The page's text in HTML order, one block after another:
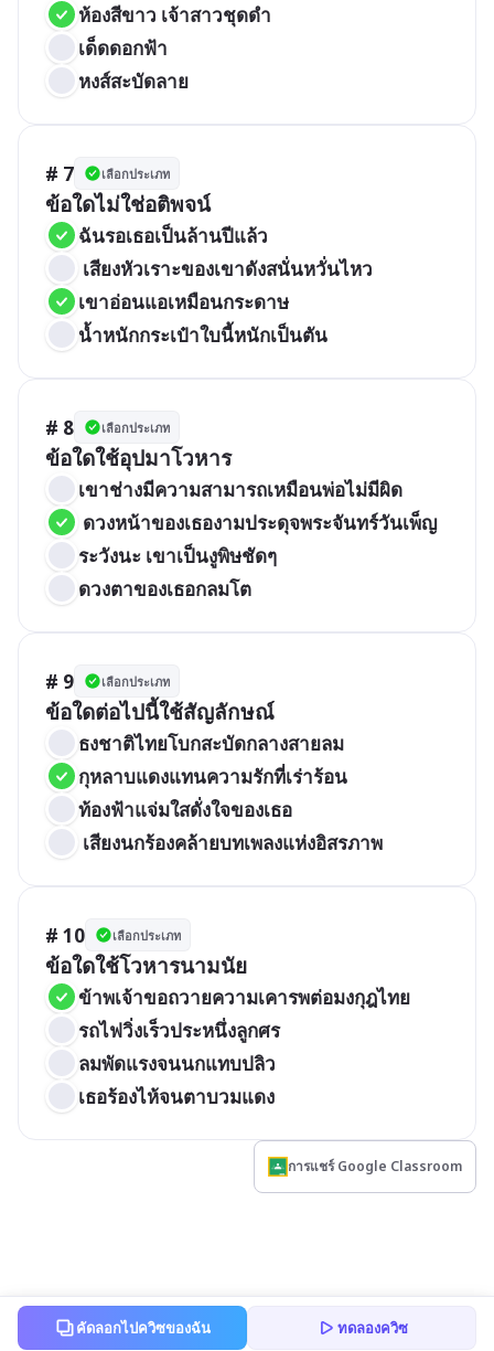
ห้องสีขาว เจ้าสาวชุดดำ
เด็ดดอกฟ้า
หงส์สะบัดลาย
# 7 เลือกประเภท
ฉันรอเธอเป็นล้านปีแล้ว
เสียงหัวเราะของเขาดังสนั่นหวั่นไหว
เขาอ่อนแอเหมือนกระดาษ
น้ำหนักกระเป๋าใบนี้หนักเป็นตัน
# 8 เลือกประเภท
ข้อใดใช้อุปมาโวหาร
เขาช่างมีความสามารถเหมือนพ่อไม่มีผิด
ดวงหน้าของเธองามประดุจพระจันทร์วันเพ็ญ
ระวังนะ เขาเป็นงูพิษชัดๆ
ดวงตาของเธอกลมโต
# 9 เลือกประเภท
ข้อใดต่อไปนี้ใช้สัญลักษณ์
ธงชาติไทยโบกสะบัดกลางสายลม
กุหลาบแดงแทนความรักที่เร่าร้อน
ท้องฟ้าแจ่มใสดั่งใจของเธอ
เสียงนกร้องคล้ายบทเพลงแห่งอิสรภาพ
# 10 เลือกประเภท
ข้อใดใช้โวหารนามนัย
ข้าพเจ้าขอถวายความเคารพต่อมงกุฎไทย
รถไฟวิ่งเร็วประหนึ่งลูกศร
ลมพัดแรงจนนกแทบปลิว
เธอร้องไห้จนตาบวมแดง
การแชร์ Google Classroom
คัดลอกไปควิซของฉัน ทดลองควิซ